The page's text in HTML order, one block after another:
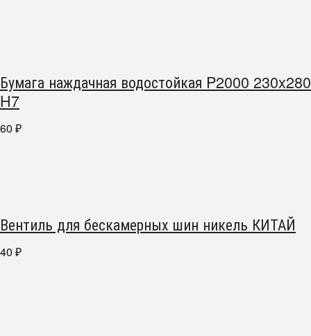
Бумага наждачная водостойкая P2000 230x280
H7
60 ₽
Вентиль для бескамерных шин никель КИТАЙ
40 ₽